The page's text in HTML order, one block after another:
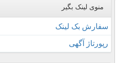
منوی لینک بگیر
سفارش بک لینک
رپورتاژ آگهی